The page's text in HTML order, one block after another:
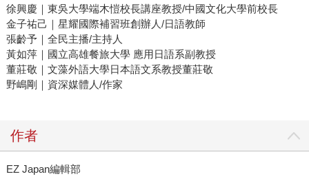
徐興慶｜東吳大學端木愷校長講座教授/中國文化大學前校長
金子祐己｜星耀國際補習班創辦人/日語教師
張齡予｜全民主播/主持人
黃如萍｜國立高雄餐旅大學 應用日語系副教授
董莊敬｜文藻外語大學日本語文系教授董莊敬
野嶋剛｜資深媒體人/作家
作者
EZ Japan編輯部